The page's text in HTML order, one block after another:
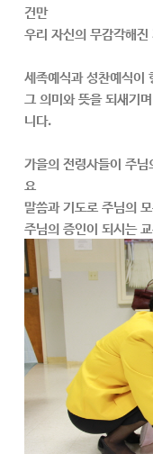
건만
우리 자신의 무감각해
세족예식과 성찬예식이
그 의미와 뜻을 되새기
니다.
가을의 전령사들이 주
요
말씀과 기도로 주님의
주님의 증인이 되시는